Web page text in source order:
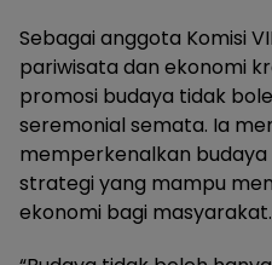
Sebagai anggota Komisi
pariwisata dan ekonomi
promosi budaya tidak
seremonial semata. Ia
memperkenalkan budaya
strategi yang mampu
ekonomi bagi masyarakat.